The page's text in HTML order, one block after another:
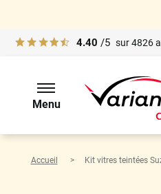
4.40 /5 sur4826
Menu
Accueil Kit vitres teintées